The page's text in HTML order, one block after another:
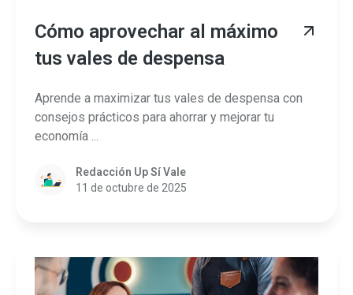
Cómo aprovechar al máximo
tus vales de despensa
Aprende a maximizar tus vales de despensa con
consejos prácticos para ahorrar y mejorar tu
economía ...
Redacción Up Sí Vale
11 de octubre de 2025